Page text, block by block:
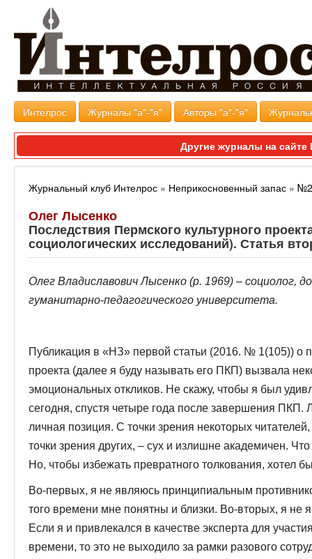
Интелрос Журналы "а"-"я" Авторы "а"-"я"
Другие журналы на
Журнальный клуб Интелрос » Неприкосновенный запас »
Олег Лысенко
Последствия Пермского культурного
социологических исследований). Статья
Олег Владиславович Лысенко (р. 1969) – социолог,
гуманитарно-педагогического университета.
Публикация в «НЗ» первой статьи (2016. № 1(105)) о
проекта (далее я буду называть его ПКП) вызвала
эмоциональных откликов. Не скажу, чтобы я был
сегодня, спустя четыре года после завершения
личная позиция. С точки зрения некоторых
точки зрения других, – сух и излишне академичен.
Но, чтобы избежать превратного толкования, хотел
Во-первых, я не являюсь принципиальным
того времени мне понятны и близки. Во-вторых, я не
Если я и привлекался в качестве эксперта для
времени, то это не выходило за рамки разового